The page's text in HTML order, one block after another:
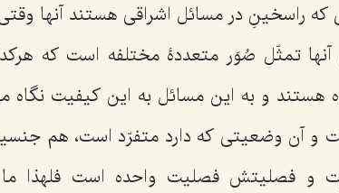
که راسخینِ در مسائل اشراقى هستند آنها
تمثّل صُوَر متعددۀ مختلفه است که
هستند و به این مسائل به این کیفیت نگاه
و آن وضعیتى که دارد متفرّد است، هم
و فصلیتش فصلیت واحده است فلهذا ما